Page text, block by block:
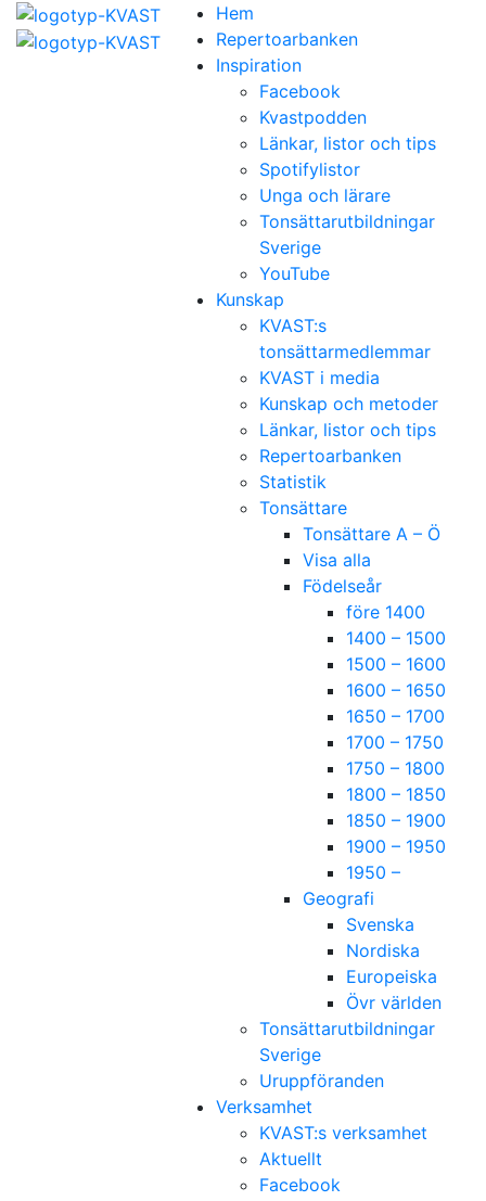
Hem
Repertoarbanken
Inspiration
Facebook
Kvastpodden
Länkar, listor och tips
Spotifylistor
Unga och lärare
Tonsättarutbildningar
Sverige
YouTube
Kunskap
KVAST:s
tonsättarmedlemmar
KVAST i media
Kunskap och metoder
Länkar, listor och tips
Repertoarbanken
Statistik
Tonsättare
Tonsättare A – Ö
Visa alla
Födelseår
före 1400
1400 – 1500
1500 – 1600
1600 – 1650
1650 – 1700
1700 – 1750
1750 – 1800
1800 – 1850
1850 – 1900
1900 – 1950
1950 –
Geografi
Svenska
Nordiska
Europeiska
Övr världen
Tonsättarutbildningar
Sverige
Uruppföranden
Verksamhet
KVAST:s verksamhet
Aktuellt
Facebook